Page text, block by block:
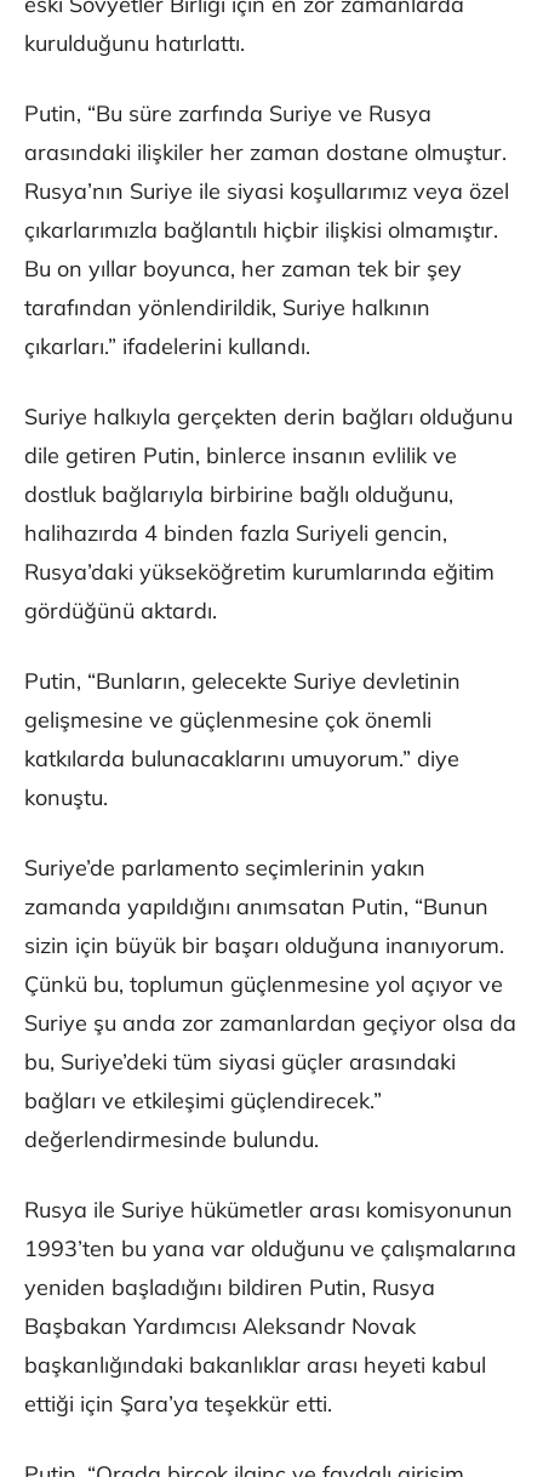
kurulduğunu hatırlattı.
Putin, “Bu süre zarfında Suriye ve Rusya
arasındaki ilişkiler her zaman dostane olmuştur.
Rusya’nın Suriye ile siyasi koşullarımız veya özel
çıkarlarımızla bağlantılı hiçbir ilişkisi olmamıştır.
Bu on yıllar boyunca, her zaman tek bir şey
tarafından yönlendirildik, Suriye halkının
çıkarları.” ifadelerini kullandı.
Suriye halkıyla gerçekten derin bağları olduğunu
dile getiren Putin, binlerce insanın evlilik ve
dostluk bağlarıyla birbirine bağlı olduğunu,
halihazırda 4 binden fazla Suriyeli gencin,
Rusya’daki yükseköğretim kurumlarında eğitim
gördüğünü aktardı.
Putin, “Bunların, gelecekte Suriye devletinin
gelişmesine ve güçlenmesine çok önemli
katkılarda bulunacaklarını umuyorum.” diye
konuştu.
Suriye’de parlamento seçimlerinin yakın
zamanda yapıldığını anımsatan Putin, “Bunun
sizin için büyük bir başarı olduğuna inanıyorum.
Çünkü bu, toplumun güçlenmesine yol açıyor ve
Suriye şu anda zor zamanlardan geçiyor olsa da
bu, Suriye’deki tüm siyasi güçler arasındaki
bağları ve etkileşimi güçlendirecek.”
değerlendirmesinde bulundu.
Rusya ile Suriye hükümetler arası komisyonunun
1993’ten bu yana var olduğunu ve çalışmalarına
yeniden başladığını bildiren Putin, Rusya
Başbakan Yardımcısı Aleksandr Novak
başkanlığındaki bakanlıklar arası heyeti kabul
ettiği için Şara’ya teşekkür etti.